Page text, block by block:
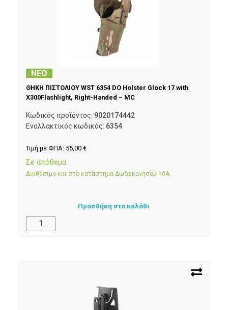
ΝΕΟ
ΘΗΚΗ ΠΙΣΤΟΛΙΟΥ WST 6354 DO Holster Glock 17 with
X300Flashlight, Right-Handed – MC
Κωδικός προϊόντος: 9020174442
Εναλλακτικός κωδικός: 6354
Τιμή με ΦΠΑ: 55,00 €
Σε απόθεμα
Διαθέσιμο και στο κατάστημα Δωδεκανήσου 10Α
Προσθήκη στο καλάθι